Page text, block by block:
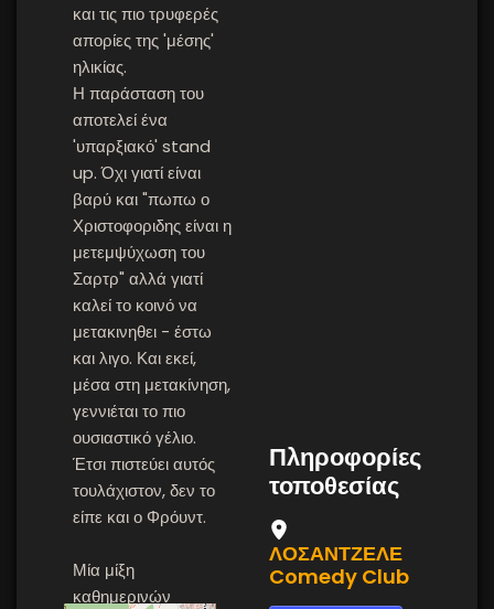
και τις πιο τρυφερές
απορίες της 'μέσης'
ηλικίας.
Η παράσταση του
αποτελεί ένα
'υπαρξιακό' stand
up. Όχι γιατί είναι
βαρύ και "πωπω ο
Χριστοφοριδης είναι η
μετεμψύχωση του
Σαρτρ" αλλά γιατί
καλεί το κοινό να
μετακινηθει - έστω
και λιγο. Και εκεί,
μέσα στη μετακίνηση,
γεννιέται το πιο
ουσιαστικό γέλιο.
Έτσι πιστεύει αυτός
τουλάχιστον, δεν το
είπε και ο Φρόυντ.
Μία μίξη
καθημερινών
Πληροφορίες
τοποθεσίας
ΛΟΣΑΝΤΖΕΛΕ
Comedy Club